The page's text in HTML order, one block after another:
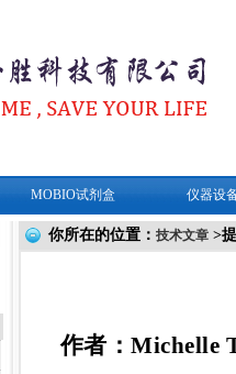
MOBIO试剂盒 仪器设
你所在的位置： 技术文章>提
作者：Michelle